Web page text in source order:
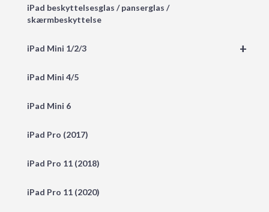
iPad beskyttelsesglas / panserglas /
skærmbeskyttelse
+
iPad Mini 1/2/3
iPad Mini 4/5
iPad Mini 6
iPad Pro (2017)
iPad Pro 11 (2018)
iPad Pro 11 (2020)